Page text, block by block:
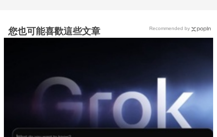
您也可能喜歡這些文章 Recommended by